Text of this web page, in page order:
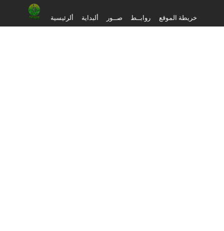
ألرئيسية ألبداية صــور روابــط خريطة الموقع